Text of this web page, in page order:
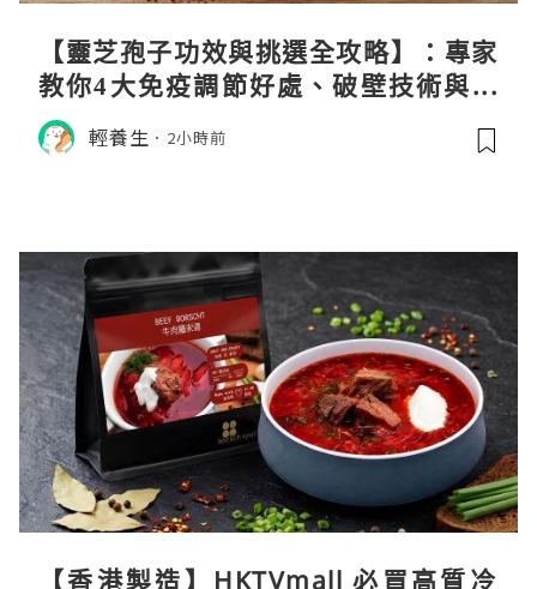
【靈芝孢子功效與挑選全攻略】：專家
教你4大免疫調節好處、破壁技術與挑
選秘訣
輕養生 2小時前
【香港製造】HKTVmall 必買高質冷